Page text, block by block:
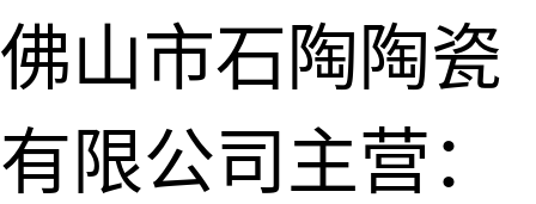
佛山市石陶陶瓷
有限公司主营：
陶瓷透水砖